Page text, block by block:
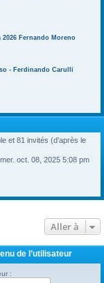
Fernando Moreno
- Ferdinando Carulli
et 81 invités (d’après le
mer. oct. 08, 2025 5:08 pm
Aller à
de l’utilisateur
: